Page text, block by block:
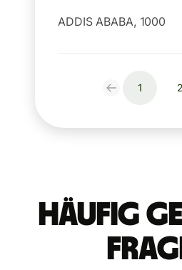
ADDIS ABABA, 1000
1 2
Häufig